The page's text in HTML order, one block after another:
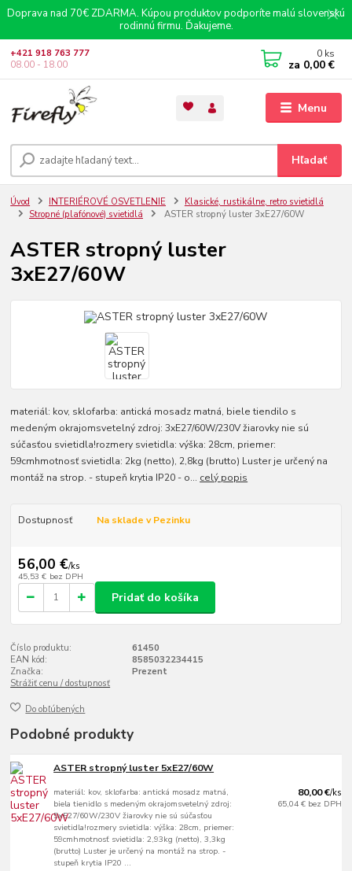
Doprava nad 70€ ZDARMA. Kúpou produktov podporíte malú slovenskú
rodinnú firmu. Ďakujeme.
Menu
Hľadať
+421 918 763 777
08.00 - 18.00
0 ks
za 0,00 €
Úvod INTERIÉROVÉ OSVETLENIE
Klasické, rustikálne, retro svietidlá
Stropné (plafónové) svietidlá
ASTER stropný luster 3xE27/60W
ASTER stropný luster
3xE27/60W
materiál: kov, sklofarba: antická mosadz matná, biele tiendilo s
medeným okrajomsvetelný zdroj: 3xE27/60W/230V žiarovky nie sú
súčasťou svietidla!rozmery svietidla: výška: 28cm, priemer:
59cmhmotnosť svietidla: 2kg (netto), 2,8kg (brutto) Luster je určený na
montáž na strop. - stupeň krytia IP20 - o... celý popis
Dostupnosť Na sklade v Pezinku
56,00 €/ks
45,53 € bez DPH
Pridať do košíka
Číslo produktu:
61450
EAN kód:
8585032234415
Značka:
Prezent
Strážiť cenu / dostupnosť
Do obľúbených
Podobné produkty
ASTER stropný luster 5xE27/60W
materiál: kov, sklofarba: antická mosadz matná,
biela tienidlo s medeným okrajomsvetelný zdroj:
5xE27/60W/230V žiarovky nie sú súčasťou
svietidla!rozmery svietidla: výška: 28cm, priemer:
59cmhmotnosť svietidla: 2,93kg (netto), 3,3kg
(brutto) Luster je určený na montáž na strop. -
stupeň krytia IP20 ...
80,00 €/ks
65,04 € bez DPH